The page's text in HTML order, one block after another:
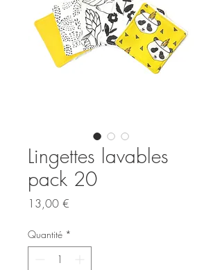
Lingettes lavables
pack 20
13,00 €
Quantité *